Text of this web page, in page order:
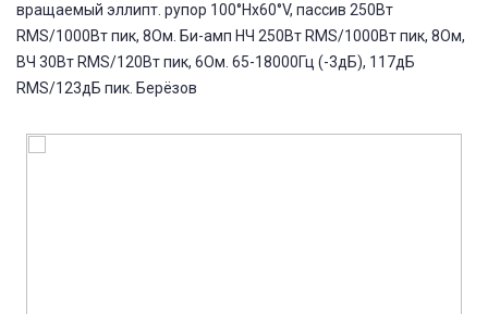
вращаемый эллипт. рупор 100°Hx60°V, пассив 250Вт
RMS/1000Вт пик, 8Ом. Би-амп НЧ 250Вт RMS/1000Вт пик, 8Ом,
ВЧ 30Вт RMS/120Вт пик, 6Ом. 65-18000Гц (-3дБ), 117дБ
RMS/123дБ пик. Берёзов